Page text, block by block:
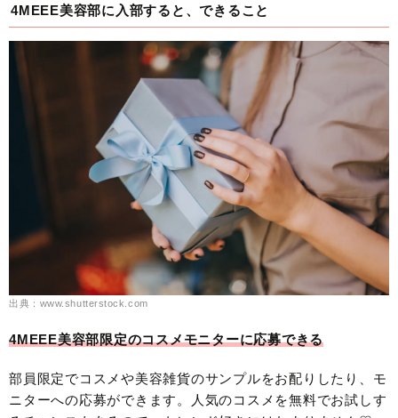
4MEEE美容部に入部すると、できること
出典：www.shutterstock.com
4MEEE美容部限定のコスメモニターに応募できる
部員限定でコスメや美容雑貨のサンプルをお配りしたり、モ
ニターへの応募ができます。人気のコスメを無料でお試しす